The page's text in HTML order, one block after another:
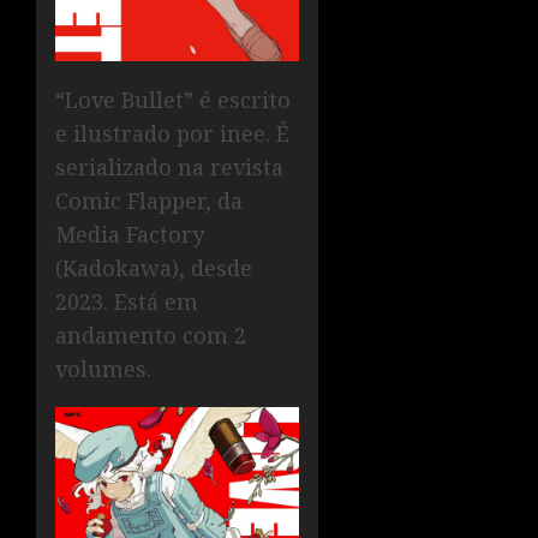
“Love Bullet” é escrito
e ilustrado por inee. É
serializado na revista
Comic Flapper, da
Media Factory
(Kadokawa), desde
2023. Está em
andamento com 2
volumes.